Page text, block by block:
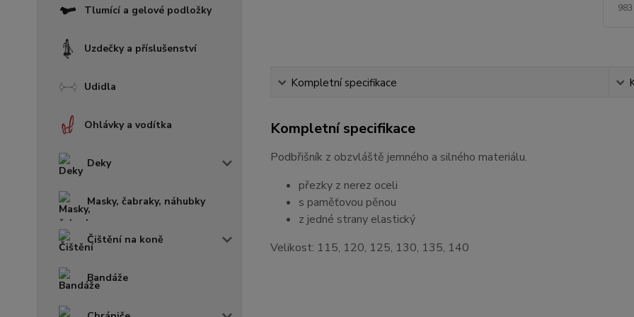
Tlumící a gelové podložky
Uzdečky a příslušenství
Udidla
Ohlávky a vodítka
Deky
Masky, čabraky, náhubky
Čištění na koně
Bandáže
983
Kompletní specifikace
Kompletní specifikace
Podbřišník z obzvláště jemného a silného materiálu.
přezky z nerez oceli
s paměťovou pěnou
z jedné strany elastický
Velikost: 115, 120, 125, 130, 135, 140